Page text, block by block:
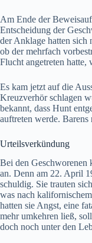
Am Ende der
Entscheidung der
der Anklage hatten sich
ob der mehrfach
Flucht angetreten hatte,
Es kam jetzt auf die
Kreuzverhör schlagen
bekannt, dass Hunt
auftreten werde.
Urteilsverkündung
Bei den Geschworenen
an. Denn am 22. April
schuldig. Sie trauten
was nach
hatten sie Angst, eine
mehr umkehren ließ,
doch noch unter den